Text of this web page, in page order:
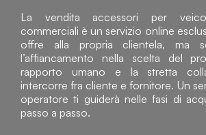
La vendita accessori per
commerciali è un servizio online
offre alla propria clientela, ma
l’affiancamento nella scelta del
rapporto umano e la stretta
intercorre fra cliente e fornitore. Un
operatore ti guiderà nelle fasi di
passo a passo.